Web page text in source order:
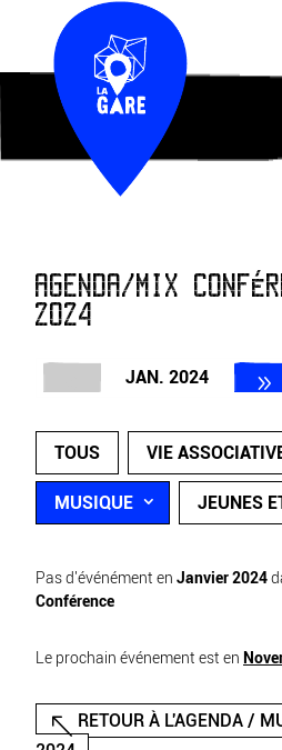
AGENDA/MIX
2024
JAN. 2024
TOUS VIE
MUSIQUE JEUNES
Pas d'événément en Janvier 2024
Conférence
Le prochain événement est en
RETOUR À L'AGENDA /